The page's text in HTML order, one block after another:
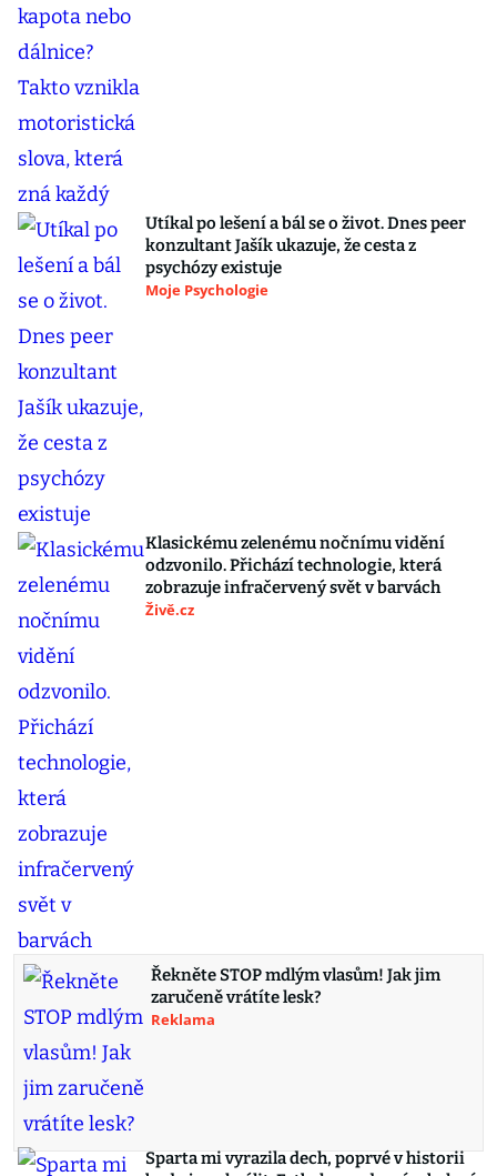
Utíkal po lešení a bál se o život. Dnes peer
konzultant Jašík ukazuje, že cesta z
psychózy existuje
Moje Psychologie
Klasickému zelenému nočnímu vidění
odzvonilo. Přichází technologie, která
zobrazuje infračervený svět v barvách
Živě.cz
Řekněte STOP mdlým vlasům! Jak jim
zaručeně vrátíte lesk?
Reklama
Sparta mi vyrazila dech, poprvé v historii